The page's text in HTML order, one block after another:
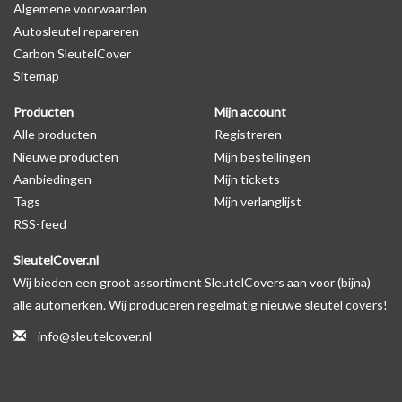
Levering
Voor 16:00 besteld = Dezelfde dag verzonden
Verzending naar België: 1/3 werkdagen
Specificaties
Merk: SleutelCover
Geschikt voor: Citroën
Gewicht: 20g
Materiaal: Siliconen
Geschikt voor o.a. de volgende modellen:
* Afhankelijk van het bouwjaar
voorbeeld in de productfoto's
Algemene voorwaarden
Autosleutel repareren
Carbon SleutelCover
Sitemap
Producten
Alle producten
Nieuwe producten
Aanbiedingen
Tags
RSS-feed
Mijn account
Registreren
Mijn bestellingen
Mijn tickets
Mijn verlanglijst
SleutelCover.nl
Wij bieden een groot assortiment SleutelCovers aan voor (bijna)
alle automerken. Wij produceren regelmatig nieuwe sleutel covers!
info@sleutelcover.nl